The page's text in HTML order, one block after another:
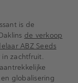
is de
de verkoop
ABZ Seeds
zachtfruit.
en globalisering